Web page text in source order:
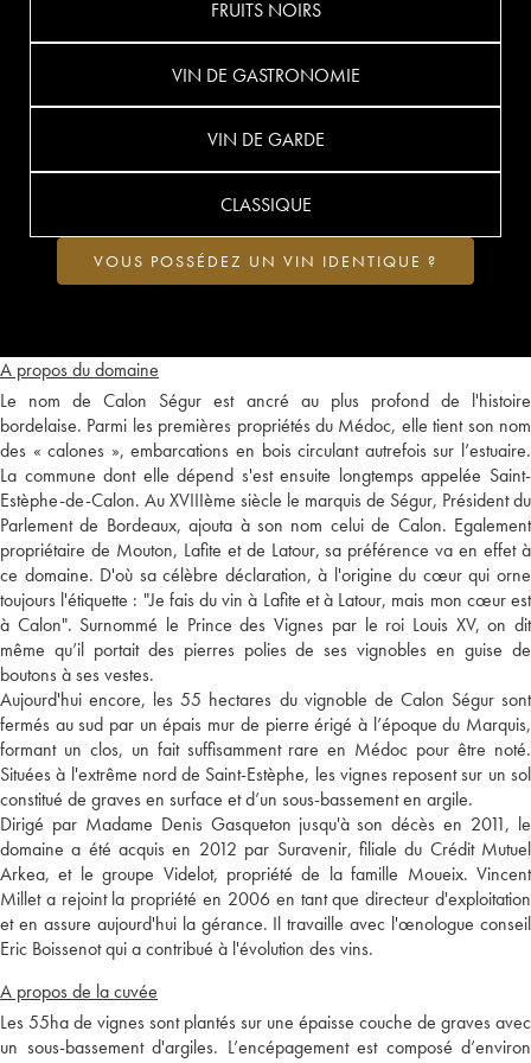
A propos du domaine
Le nom de Calon Ségur est ancré au plus profond de l'histoire
bordelaise. Parmi les premières propriétés du Médoc, elle tient son nom
des « calones », embarcations en bois circulant autrefois sur l’estuaire.
La commune dont elle dépend s'est ensuite longtemps appelée Saint-
Estèphe-de-Calon. Au XVIIIème siècle le marquis de Ségur, Président du
Parlement de Bordeaux, ajouta à son nom celui de Calon. Egalement
propriétaire de Mouton, Lafite et de Latour, sa préférence va en effet à
ce domaine. D'où sa célèbre déclaration, à l'origine du cœur qui orne
toujours l'étiquette : "Je fais du vin à Lafite et à Latour, mais mon cœur est
à Calon". Surnommé le Prince des Vignes par le roi Louis XV, on dit
même qu’il portait des pierres polies de ses vignobles en guise de
boutons à ses vestes.
Aujourd'hui encore, les 55 hectares du vignoble de Calon Ségur sont
fermés au sud par un épais mur de pierre érigé à l’époque du Marquis,
formant un clos, un fait suffisamment rare en Médoc pour être noté.
Situées à l'extrême nord de Saint-Estèphe, les vignes reposent sur un sol
constitué de graves en surface et d’un sous-bassement en argile.
Dirigé par Madame Denis Gasqueton jusqu'à son décès en 2011, le
domaine a été acquis en 2012 par Suravenir, filiale du Crédit Mutuel
Arkea, et le groupe Videlot, propriété de la famille Moueix. Vincent
Millet a rejoint la propriété en 2006 en tant que directeur d'exploitation
et en assure aujourd'hui la gérance. Il travaille avec l'œnologue conseil
Eric Boissenot qui a contribué à l'évolution des vins.
A propos de la cuvée
Les 55ha de vignes sont plantés sur une épaisse couche de graves avec
un sous-bassement d'argiles. L’encépagement est composé d’environ
FRUITS NOIRS
VIN DE GASTRONOMIE
VIN DE GARDE
CLASSIQUE
VOUS POSSÉDEZ UN VIN IDENTIQUE ?